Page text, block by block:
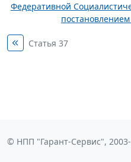
Федеративной
Статья 37
© НПП "Гарант-Сервис",